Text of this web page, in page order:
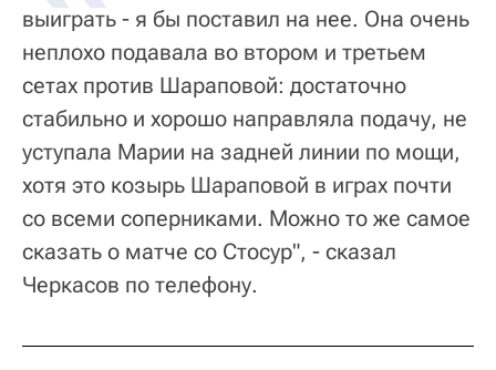
выиграть - я бы поставил на нее. Она очень
неплохо подавала во втором и третьем
сетах против Шараповой: достаточно
стабильно и хорошо направляла подачу, не
уступала Марии на задней линии по мощи,
хотя это козырь Шараповой в играх почти
со всеми соперниками. Можно то же самое
сказать о матче со Стосур", - сказал
Черкасов по телефону.